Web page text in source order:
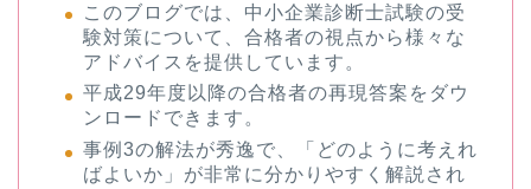
このブログでは、中小企業診断士試験の受
験対策について、合格者の視点から様々な
アドバイスを提供しています。
平成29年度以降の合格者の再現答案をダウ
ンロードできます。
事例3の解法が秀逸で、「どのように考えれ
ばよいか」が非常に分かりやすく解説され